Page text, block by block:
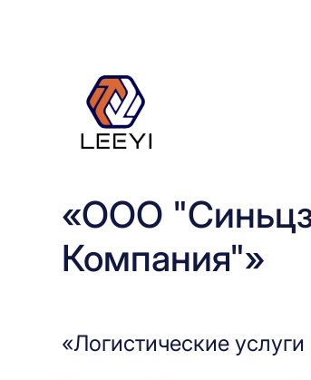
«ООО
Компания"»
«Логистические